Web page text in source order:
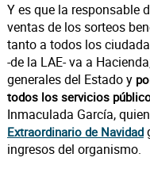
Y es que la responsable
ventas de los sorteos
tanto a todos los
-de la LAE- va a
generales del Estado y
todos los servicios
Inmaculada García,
Extraordinario de Navidad
ingresos del organismo.